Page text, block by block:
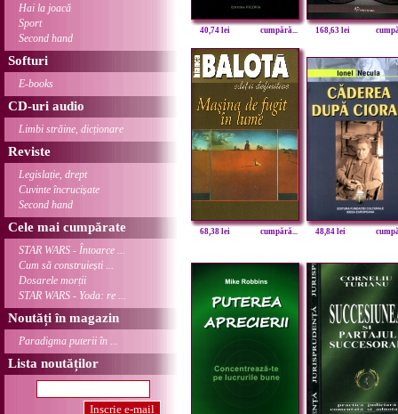
Hai la joacă
Sport
Second hand
Softuri
E-books
CD-uri audio
Limbi străine, dicționare
Reviste
Legislație, drept
Cuvinte încrucișate
Second hand
Cele mai cumpărate
STAR WARS - Întoarce ...
Cum să construiești ...
Dosarele morții
STAR WARS - Yoda: re ...
Noutăți în magazin
Paradigma puterii în ...
Lista noutăților
40,74 lei cumpără... 168,63 lei
68,38 lei cumpără... 48,84 lei